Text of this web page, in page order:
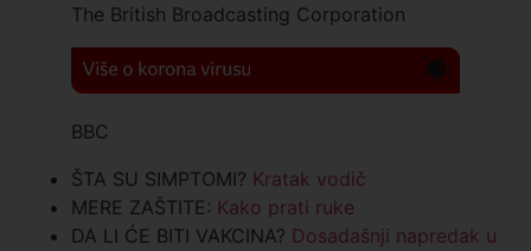
The British Broadcasting Corporation
BBC
ŠTA SU SIMPTOMI? Kratak vodič
MERE ZAŠTITE: Kako prati ruke
DA LI ĆE BITI VAKCINA? Dosadašnji napredak u